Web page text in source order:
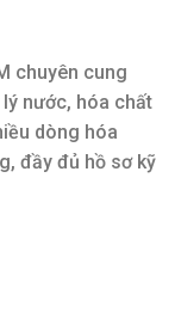
chuyên cung
nước, hóa chất
dòng hóa
đầy đủ hồ sơ kỹ